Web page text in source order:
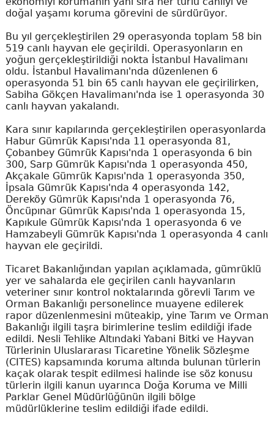
doğal yaşamı koruma görevini de sürdürüyor.
Bu yıl gerçekleştirilen 29 operasyonda toplam 58 bin
519 canlı hayvan ele geçirildi. Operasyonların en
yoğun gerçekleştirildiği nokta İstanbul Havalimanı
oldu. İstanbul Havalimanı'nda düzenlenen 6
operasyonda 51 bin 65 canlı hayvan ele geçirilirken,
Sabiha Gökçen Havalimanı'nda ise 1 operasyonda 30
canlı hayvan yakalandı.
Kara sınır kapılarında gerçekleştirilen operasyonlarda
Habur Gümrük Kapısı'nda 11 operasyonda 81,
Çobanbey Gümrük Kapısı'nda 1 operasyonda 6 bin
300, Sarp Gümrük Kapısı'nda 1 operasyonda 450,
Akçakale Gümrük Kapısı'nda 1 operasyonda 350,
İpsala Gümrük Kapısı'nda 4 operasyonda 142,
Dereköy Gümrük Kapısı'nda 1 operasyonda 76,
Öncüpınar Gümrük Kapısı'nda 1 operasyonda 15,
Kapıkule Gümrük Kapısı'nda 1 operasyonda 6 ve
Hamzabeyli Gümrük Kapısı'nda 1 operasyonda 4 canlı
hayvan ele geçirildi.
Ticaret Bakanlığından yapılan açıklamada, gümrüklü
yer ve sahalarda ele geçirilen canlı hayvanların
veteriner sınır kontrol noktalarında görevli Tarım ve
Orman Bakanlığı personelince muayene edilerek
rapor düzenlenmesini müteakip, yine Tarım ve Orman
Bakanlığı ilgili taşra birimlerine teslim edildiği ifade
edildi. Nesli Tehlike Altındaki Yabani Bitki ve Hayvan
Türlerinin Uluslararası Ticaretine Yönelik Sözleşme
(CITES) kapsamında koruma altında bulunan türlerin
kaçak olarak tespit edilmesi halinde ise söz konusu
türlerin ilgili kanun uyarınca Doğa Koruma ve Milli
Parklar Genel Müdürlüğünün ilgili bölge
müdürlüklerine teslim edildiği ifade edildi.